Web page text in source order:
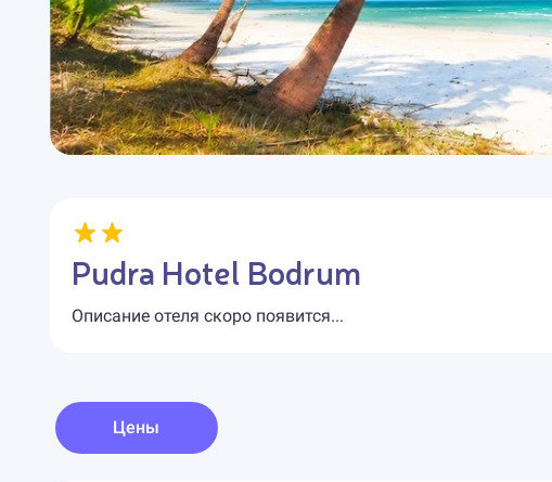
Pudra Hotel Bodrum
Описание отеля скоро появится...
Цены